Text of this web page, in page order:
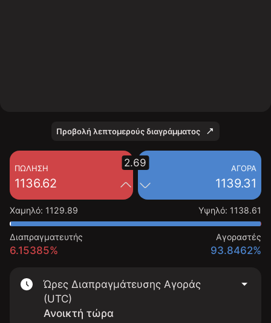
Προβολή λεπτομερούς διαγράμματος
ΠΏΛΗΣΗ
1136.62
ΑΓΟΡΆ
1139.31
2.69
Χαμηλό: 1129.89 Υψηλό: 1138.61
Διαπραγματευτής
6.15385%
Αγοραστές
93.8462%
Ώρες Διαπραγμάτευσης Αγοράς
(UTC)
Ανοικτή τώρα